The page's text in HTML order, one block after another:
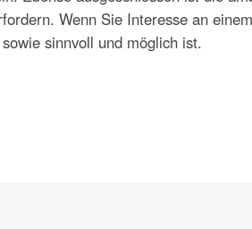
Wenn Sie Interesse an
sinnvoll und möglich ist.